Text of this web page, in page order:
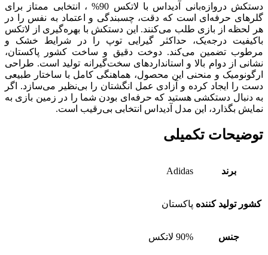
دستکش دروازه‌بانی آدیداس با لاتکس 90% ، انتخابی ممتاز برای
گلرهای حرفه‌ای است که دقت، چسبندگی و اعتماد به نفس را در
هر لحظه از بازی طلب می‌کنند. این دستکش با بهره‌گیری از لاتکس
باکیفیت درجه‌یک، حداکثر گیرایی توپ را در شرایط خشک و
مرطوب تضمین می‌کند. دوخت دقیق و ساخت کشور پاکستان،
نشانی از دوام بالا و استانداردهای سخت‌گیرانه تولید است. طراحی
ارگونومیک و منحنی این محصول، هماهنگی کامل با ساختار طبیعی
دست را ایجاد کرده و آزادی عمل انگشتان را بی‌نظیر می‌سازد. اگر
به دنبال دستکشی هستید که حرفه‌ای بودن شما را در زمین بازی به
نمایش بگذارد، این مدل آدیداس انتخابی بی‌رقیب است.
توضیحات تکمیلی
برند Adidas
کشور تولید کننده پاکستان
جنس 90% لاتکس